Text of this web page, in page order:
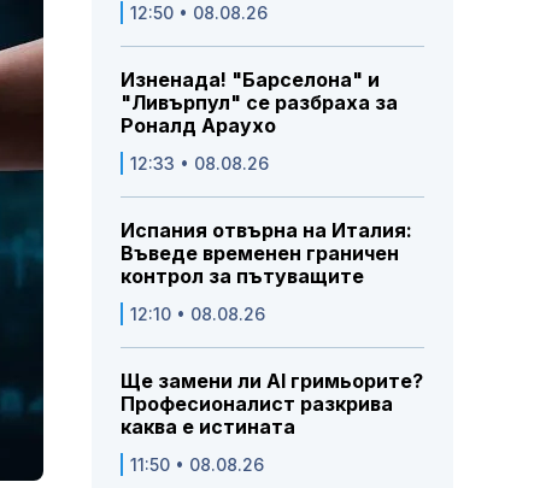
12:50 • 08.08.26
Изненада! "Барселона" и
"Ливърпул" се разбраха за
Роналд Араухо
12:33 • 08.08.26
Испания отвърна на Италия:
Въведе временен граничен
контрол за пътуващите
12:10 • 08.08.26
Ще замени ли AI гримьорите?
Професионалист разкрива
каква е истината
11:50 • 08.08.26